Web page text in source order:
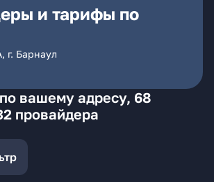
и тарифы по
г. Барнаул
вашему адресу, 68
провайдера